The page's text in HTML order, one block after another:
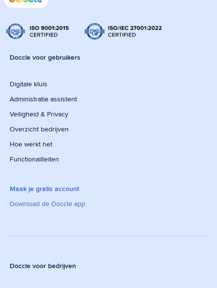
Doccle voor gebruikers
Digitale kluis
Administratie assistent
Veiligheid & Privacy
Overzicht bedrijven
Hoe werkt het
Functionaliteiten
Maak je gratis account
Download de Doccle app
Doccle voor bedrijven